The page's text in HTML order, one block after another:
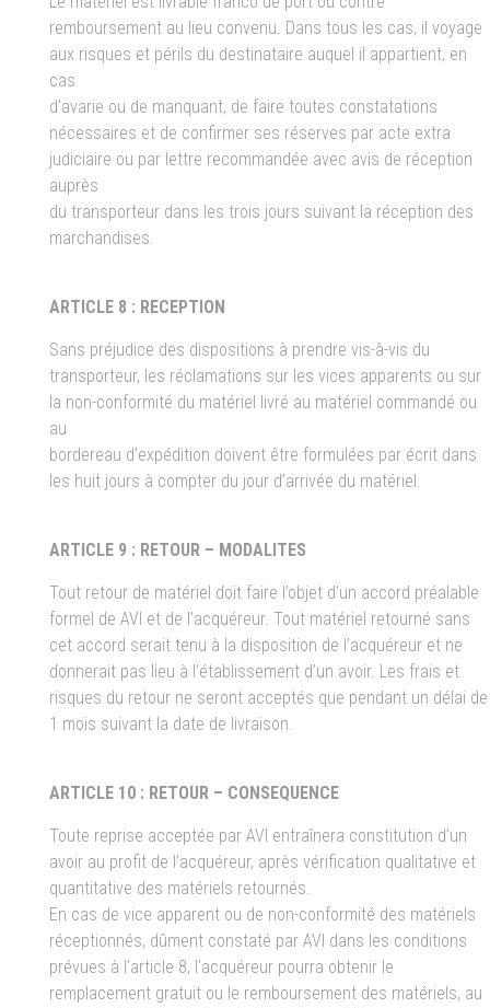
remboursement au lieu convenu. Dans tous les cas, il voyage
aux risques et périls du destinataire auquel il appartient, en
cas
d’avarie ou de manquant, de faire toutes constatations
nécessaires et de confirmer ses réserves par acte extra
judiciaire ou par lettre recommandée avec avis de réception
auprès
du transporteur dans les trois jours suivant la réception des
marchandises.
ARTICLE 8 : RECEPTION
Sans préjudice des dispositions à prendre vis-à-vis du
transporteur, les réclamations sur les vices apparents ou sur
la non-conformité du matériel livré au matériel commandé ou
au
bordereau d’expédition doivent être formulées par écrit dans
les huit jours à compter du jour d’arrivée du matériel.
ARTICLE 9 : RETOUR – MODALITES
Tout retour de matériel doit faire l’objet d’un accord préalable
formel de AVI et de l’acquéreur. Tout matériel retourné sans
cet accord serait tenu à la disposition de l’acquéreur et ne
donnerait pas lieu à l’établissement d’un avoir. Les frais et
risques du retour ne seront acceptés que pendant un délai de
1 mois suivant la date de livraison.
ARTICLE 10 : RETOUR – CONSEQUENCE
Toute reprise acceptée par AVI entraînera constitution d’un
avoir au profit de l’acquéreur, après vérification qualitative et
quantitative des matériels retournés.
En cas de vice apparent ou de non-conformité des matériels
réceptionnés, dûment constaté par AVI dans les conditions
prévues à l’article 8, l’acquéreur pourra obtenir le
remplacement gratuit ou le remboursement des matériels, au